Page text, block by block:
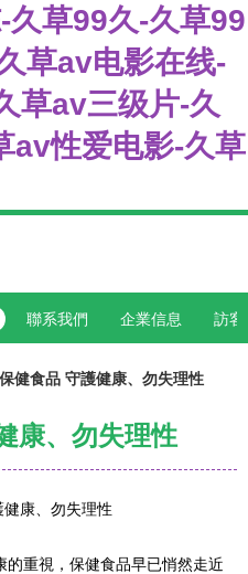
久草99久-久草99
草av电影在线-
草av三级片-久
av性爱电影-久草
聯系我們 企業信息 訪客
保健食品 守護健康、勿失理性
康、勿失理性
的重視，保健食品早已悄然走近